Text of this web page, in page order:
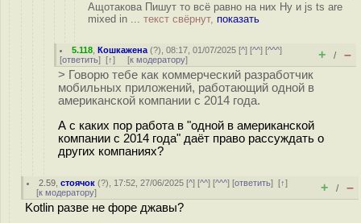
Ащотакова Пишут то всё равно на них Ну и js ts are
mixed in ... текст свёрнут, показать
5.118 ,Кошкажена (?), 08:17, 01/07/2025 [^] [^^] [^^^]
[ответить] [↑] [к модератору] + / –
> Говорю тебе как коммерческий разработчик
мобильных приложений, работающий одной в
американской компании с 2014 года.
А с каких пор работа в "одной в американской
компании с 2014 года" даёт право рассуждать о
других компаниях?
2.59 ,стоячок (?), 17:52, 27/06/2025 [^] [^^] [^^^] [ответить][↑]
[к модератору] + / –
Kotlin разве не форе джавы?